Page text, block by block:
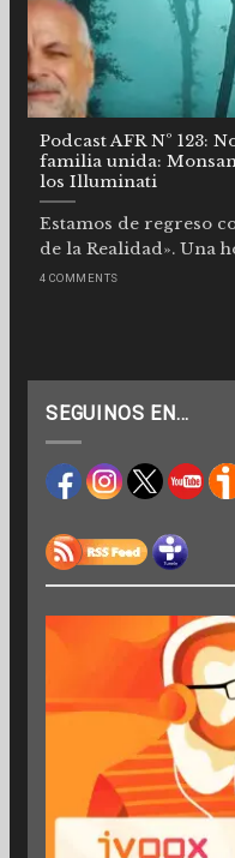
Podcast AFR Nº 123:
familia unida:
los Illuminati
Estamos de regreso
de la Realidad». Una
4 COMMENTS
SEGUINOS EN…